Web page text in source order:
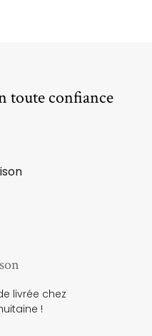
toute confiance
livrée chez
!